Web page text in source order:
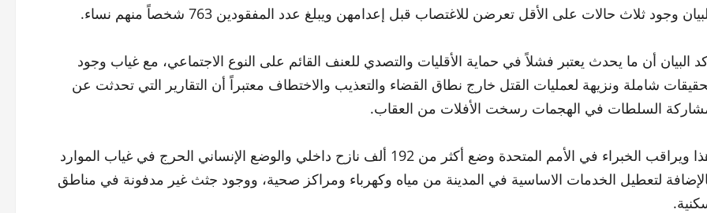
وجود ثلاث حالات على الأقل تعرضن للاغتصاب قبل إعدامهن ويبلغ عدد المفقودين 763 شخصاً منهم نساء.
البيان أن ما يحدث يعتبر فشلاً في حماية الأقليات والتصدي للعنف القائم على النوع الاجتماعي، مع غياب وجود
شاملة ونزيهة لعمليات القتل خارج نطاق القضاء والتعذيب والاختطاف معتبراً أن التقارير التي تحدثت عن
السلطات في الهجمات رسخت الأفلات من العقاب.
هذا ويراقب الخبراء في الأمم المتحدة وضع أكثر من 192 ألف نازح داخلي والوضع الإنساني الحرج في غياب الموارد
لتعطيل الخدمات الاساسية في المدينة من مياه وكهرباء ومراكز صحية، ووجود جثث غير مدفونة في مناطق